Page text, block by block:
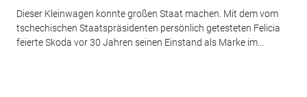
Dieser Kleinwagen konnte großen Staat machen. Mit dem vom
tschechischen Staatspräsidenten persönlich getesteten Felicia
feierte Skoda vor 30 Jahren seinen Einstand als Marke im...